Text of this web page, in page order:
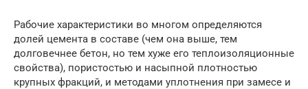
Рабочие характеристики во многом определяются
долей цемента в составе (чем она выше, тем
долговечнее бетон, но тем хуже его теплоизоляционные
свойства), пористостью и насыпной плотностью
крупных фракций, и методами уплотнения при замесе и